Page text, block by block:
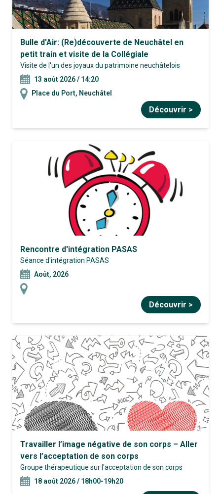
Bulle d'Air: (Re)découverte de Neuchâtel en
petit train et visite de la Collégiale
Visite de l'un des joyaux du patrimoine neuchâtelois
13 août 2026 / 14:20
Place du Port, Neuchâtel
Découvrir >
Rencontre d'intégration PASAS
Séance d'intégration PASAS
août, 2026
Découvrir >
Travailler l’image négative de son corps – Aller
vers l’acceptation de son corps
Groupe thérapeutique sur l'acceptation de son corps
18 août 2026 / 18h00-19h20